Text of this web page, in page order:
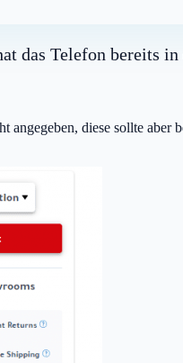
das Telefon bereits
diese sollte aber